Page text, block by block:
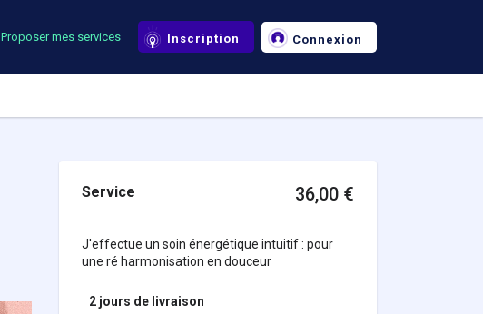
Proposer mes services Inscription Connexion
Service 36,00 €
J'effectue un soin énergétique intuitif : pour
une ré harmonisation en douceur
2 jours de livraison